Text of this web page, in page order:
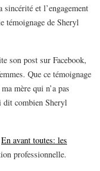
et l’engagement
témoignage de Sheryl
son post sur Facebook,
Que ce témoignage
mère qui n’a pas
dit combien Sheryl
En avant toutes: les
professionnelle.